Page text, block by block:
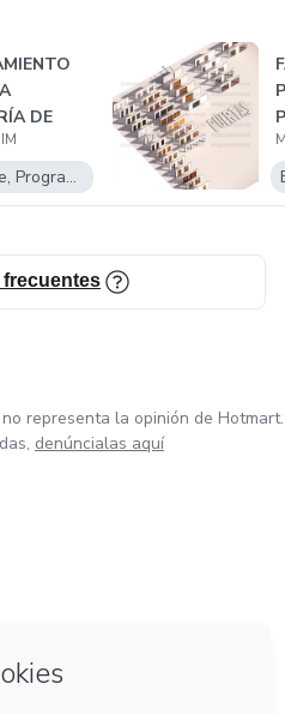
en MASTER BIM
ti. Únete a nuestra
y comienza tu
DE
Software, Programas para descargar
frecuentes
representa la opinión de Hotmart.
denúncialas aquí